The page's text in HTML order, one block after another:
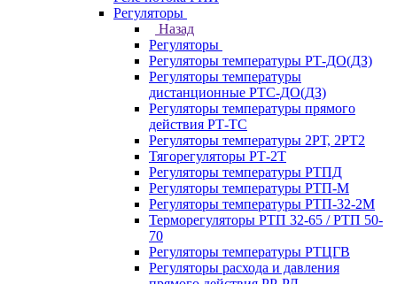
Регуляторы
Назад
Регуляторы
Регуляторы температуры РТ-ДО(ДЗ)
Регуляторы температуры
дистанционные РТС-ДО(ДЗ)
Регуляторы температуры прямого
действия РТ-ТС
Регуляторы температуры 2РТ, 2РT2
Тягорегуляторы РТ-2Т
Регуляторы температуры РТПД
Регуляторы температуры РТП-M
Регуляторы температуры РТП-32-2М
Терморегуляторы РТП 32-65 / РТП 50-
70
Регуляторы температуры РТЦГВ
Регуляторы расхода и давления